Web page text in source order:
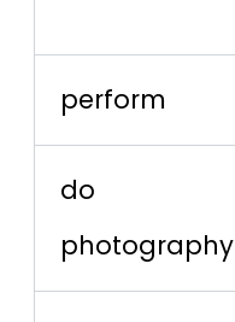
perform
do
photography